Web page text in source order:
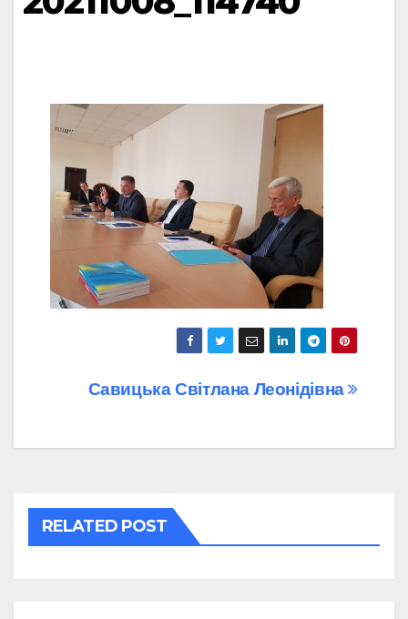
Навігація
Савицька Світлана Леонідівна
RELATED POST